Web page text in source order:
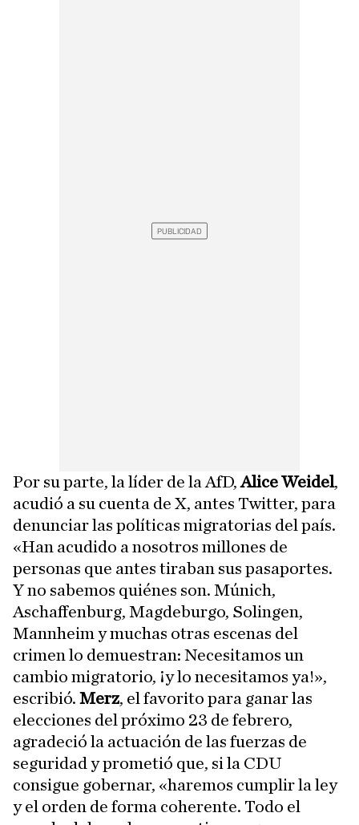
Por su parte, la líder de la AfD,Alice Weidel,
acudió a su cuenta de X, antes Twitter, para
denunciar las políticas migratorias del país.
«Han acudido a nosotros millones de
personas que antes tiraban sus pasaportes.
Y no sabemos quiénes son. Múnich,
Aschaffenburg, Magdeburgo, Solingen,
Mannheim y muchas otras escenas del
crimen lo demuestran: Necesitamos un
cambio migratorio, ¡y lo necesitamos ya!»,
escribió. Merz, el favorito para ganar las
elecciones del próximo 23 de febrero,
agradeció la actuación de las fuerzas de
seguridad y prometió que, si la CDU
consigue gobernar, «haremos cumplir la ley
y el orden de forma coherente. Todo el